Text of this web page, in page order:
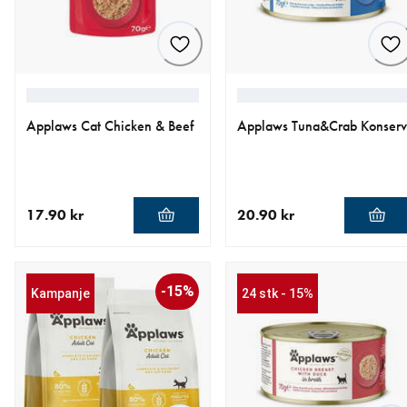
Applaws Cat Chicken & Beef
17.90 kr
Applaws Tuna&Crab Konserv
20.90 kr
Kampanje -15% 24 stk - 15%